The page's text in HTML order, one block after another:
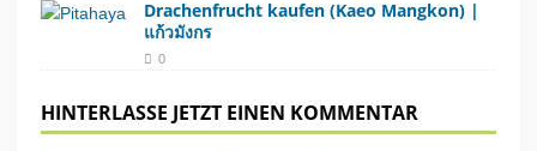
Drachenfrucht kaufen (Kaeo Mangkon) |
แก้วมังกร
0
HINTERLASSE JETZT EINEN KOMMENTAR